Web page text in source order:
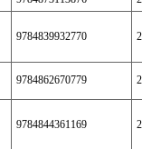
9784839932770
9784862670779
9784844361169